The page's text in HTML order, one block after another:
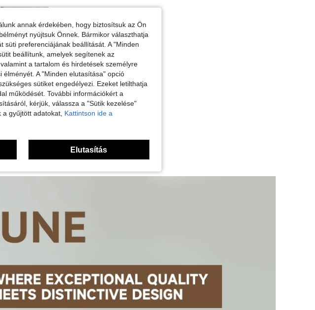
(0)
annak érdekében, hogy biztosítsuk az Ön
nyújtsuk Önnek. Bármikor választhatja
süti preferenciájának beállítását. A "Minden
beállítunk, amelyek segítenek az
a tartalom és hirdetések személyre
A "Minden elutasítása" opció
sütiket engedélyezi. Ezeket letilthatja
működését. További információkért a
kérjük, válassza a "Sütik kezelése"
gyűjtött adatokat, Kattintson ide a
Elutasítás